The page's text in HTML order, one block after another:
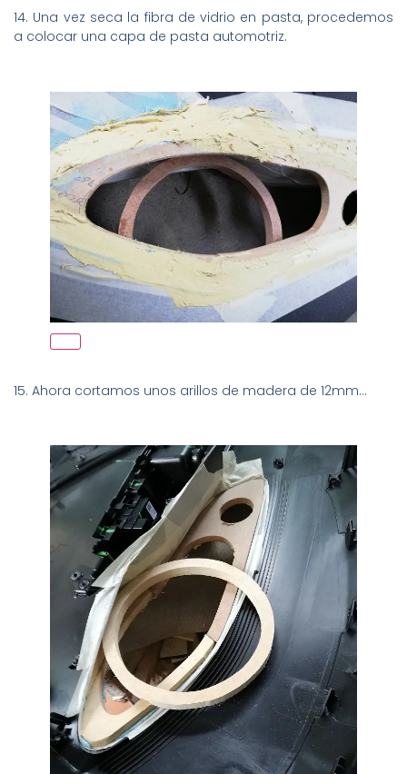
14. Una vez seca la fibra de vidrio en pasta, procedemos
a colocar una capa de pasta automotriz.
15. Ahora cortamos unos arillos de madera de 12mm…